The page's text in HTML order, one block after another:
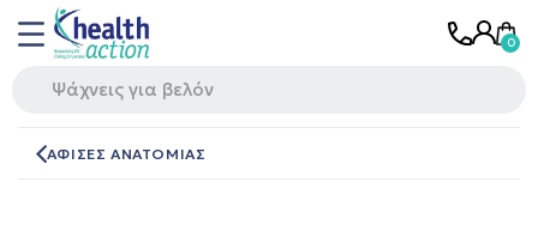
ΑΦΙΣΕΣ ΑΝΑΤΟΜΙΑΣ